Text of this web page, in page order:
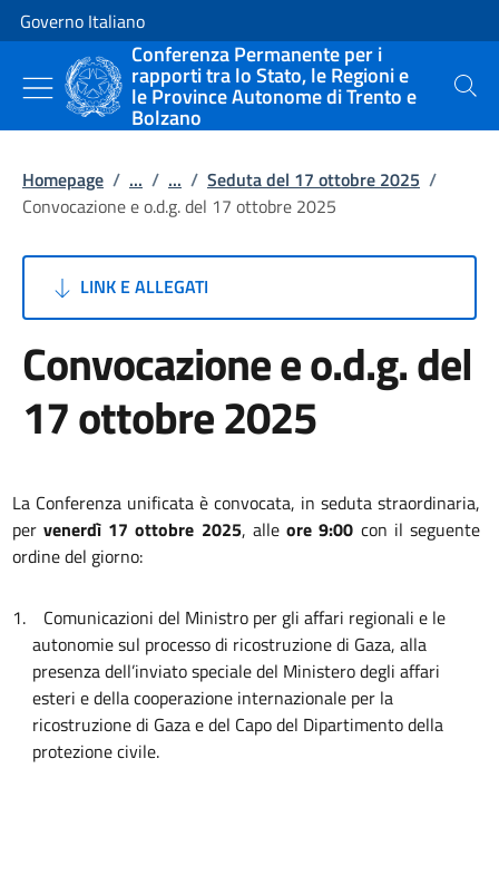
Vai al contenuto
Vai alla navigazione del sito
Governo Italiano
Conferenza Permanente per i
rapporti tra lo Stato, le Regioni e
le Province Autonome di Trento e
Bolzano
Cerca
Homepage / ... / ... / Seduta del 17 ottobre 2025 /
Convocazione e o.d.g. del 17 ottobre 2025
LINK E ALLEGATI
Convocazione e o.d.g. del
17 ottobre 2025
La Conferenza unificata è convocata, in seduta straordinaria,
per venerdì 17 ottobre 2025, alleore 9:00 con il seguente
ordine del giorno:
1. Comunicazioni del Ministro per gli affari regionali e le
autonomie sul processo di ricostruzione di Gaza, alla
presenza dell’inviato speciale del Ministero degli affari
esteri e della cooperazione internazionale per la
ricostruzione di Gaza e del Capo del Dipartimento della
protezione civile.